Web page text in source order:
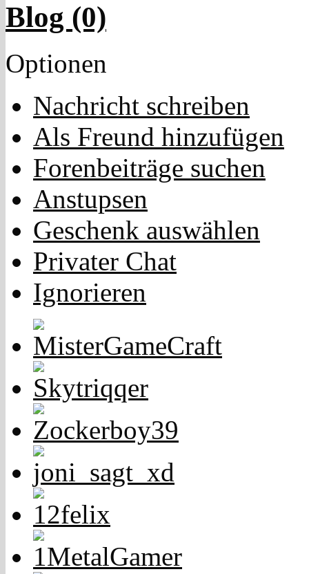
Blog (0)
Optionen
Nachricht schreiben
Als Freund hinzufügen
Forenbeiträge suchen
Anstupsen
Geschenk auswählen
Privater Chat
Ignorieren